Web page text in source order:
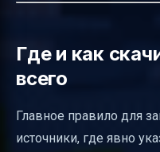
Где и как
всего
Главное правило для
источники, где явно